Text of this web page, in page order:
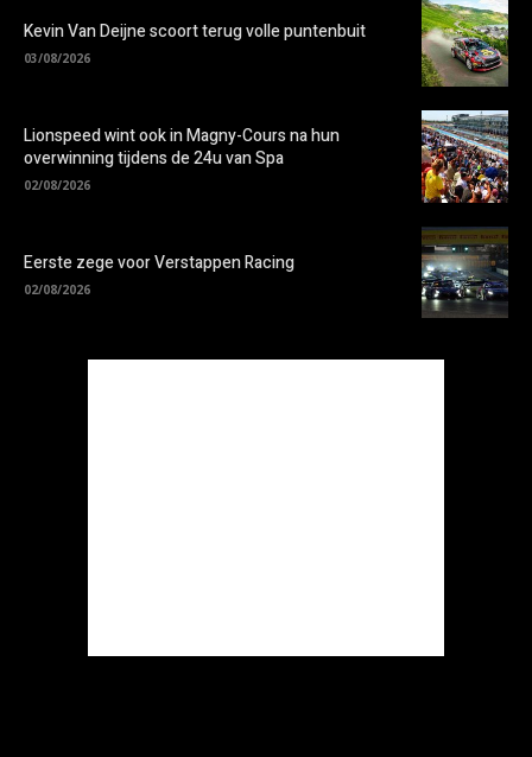
Kevin Van Deijne scoort terug volle puntenbuit
03/08/2026
Lionspeed wint ook in Magny-Cours na hun
overwinning tijdens de 24u van Spa
02/08/2026
Eerste zege voor Verstappen Racing
02/08/2026